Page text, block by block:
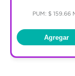
PUM: $ 159.66
Agregar